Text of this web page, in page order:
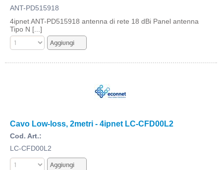
ANT-PD515918
4ipnet ANT-PD515918 antenna di rete 18 dBi Panel antenna
Tipo N [...]
Cavo Low-loss, 2metri - 4ipnet LC-CFD00L2
Cod. Art.:
LC-CFD00L2